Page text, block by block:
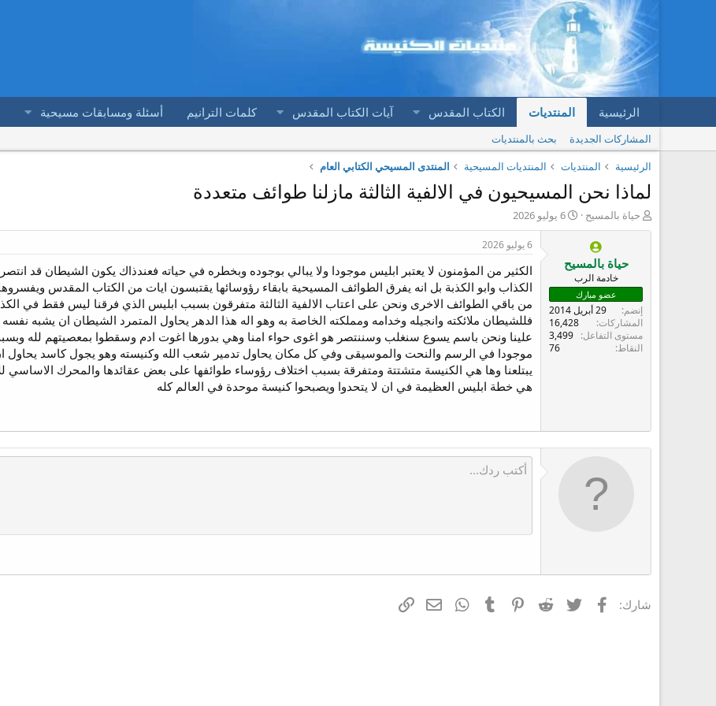
الرئيسية المنتديات الكتاب المقدس آيات الكتاب المقدس كلمات الترانيم أسئلة ومسابقات مسيحية
المشاركات الجديدة
بحث بالمنتديات
الرئيسية
المنتديات المنتديات المسيحية المنتدى المسيحي الكتابي العام
لماذا نحن المسيحيون في الالفية الثالثة مازلنا طوائف متعددة
ب
ا
ل
م
و
ض
و
ع
حياة بالمسيح
ت
ا
خ
ا
ل
ب
د
ء
6 يوليو 2026
حياة بالمسيح
خادمة الرب
عضو مبارك
إنضم
29 أبريل 2014
المشاركات
16,428
مستوى التفاعل
3,499
النقاط
76
6 يوليو 2026
الكثير من المؤمنون لا يعتبر ابليس موجودا ولا يبالي بوجوده وبخطره في حياته فعندذاك يكون الشيطان قد
الكذاب وابو الكذبة بل انه يفرق الطوائف المسيحية بابقاء رؤوسائها يقتبسون ايات من الكتاب المقدس
من باقي الطوائف الاخرى ونحن على اعتاب الالفية الثالثة متفرقون بسبب ابليس الذي فرقنا ليس فقط في
فللشيطان ملائكته وانجيله وخدامه ومملكته الخاصة به وهو اله هذا الدهر يحاول المتمرد الشيطان ان يشبه
علينا ونحن باسم يسوع سنغلب وسننتصر هو اغوى حواء امنا وهي بدورها اغوت ادم وسقطوا بمعصيتهم لله
موجودا في الرسم والنحت والموسيقى وفي كل مكان يحاول تدمير شعب الله وكنيسته وهو يجول كاسد يحاول ان
يبتلعنا وها هي الكنيسة متشتتة ومتفرقة بسبب اختلاف رؤوساء طوائفها على بعض عقائدها والمحرك الاساسي
هي خطة ابليس العظيمة في ان لا يتحدوا ويصبحوا كنيسة موحدة في العالم كله
شارك: فيسبوكتويتر Reddit
Pinterest
Tumblr
WhatsAppالبريد الإلكتروني